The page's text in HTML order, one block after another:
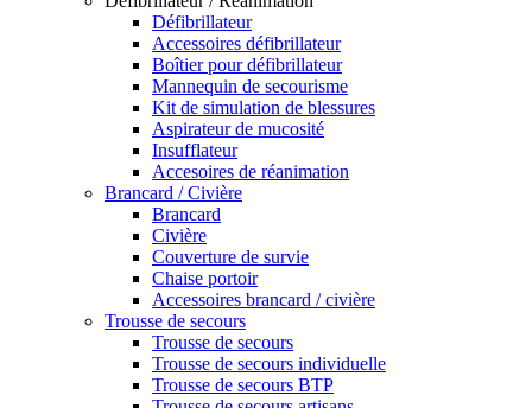
Défibrillateur
Accessoires défibrillateur
Boîtier pour défibrillateur
Mannequin de secourisme
Kit de simulation de blessures
Aspirateur de mucosité
Insufflateur
Accesoires de réanimation
Brancard / Civière
Brancard
Civière
Couverture de survie
Chaise portoir
Accessoires brancard / civière
Trousse de secours
Trousse de secours
Trousse de secours individuelle
Trousse de secours BTP